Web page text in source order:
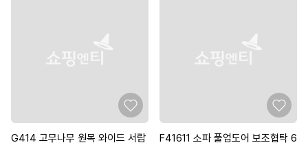
G414 고무나무 원목 와이드 서랍
F41611 소파 풀업도어 보조협탁 6